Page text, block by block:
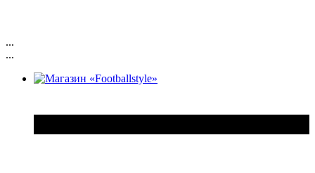
...
...